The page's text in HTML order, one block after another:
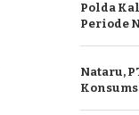
Polda
Periode
Nataru,